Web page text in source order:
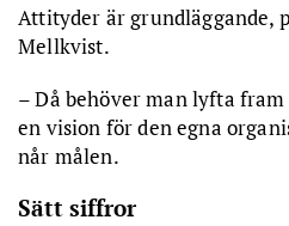
Attityder är grundläggande,
Mellkvist.
– Då behöver man lyfta
en vision för den egna
når målen.
Sätt siffror